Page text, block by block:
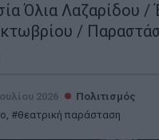
Όλια Λαζαρίδου /
/
2026
Πολιτισμός
, θεατρική παράσταση